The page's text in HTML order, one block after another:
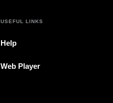
USEFUL LINKS
Help
Web Player